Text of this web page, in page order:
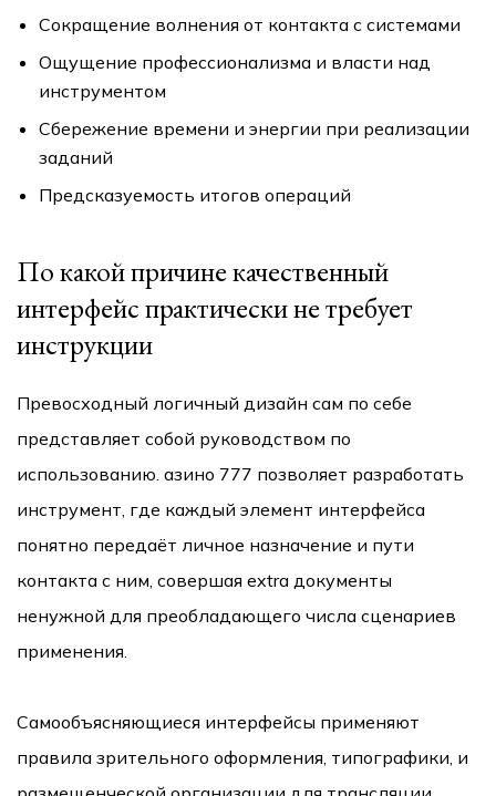
Сокращение волнения от контакта с системами
Ощущение профессионализма и власти над
инструментом
Сбережение времени и энергии при реализации
заданий
Предсказуемость итогов операций
По какой причине качественный
интерфейс практически не требует
инструкции
Превосходный логичный дизайн сам по себе
представляет собой руководством по
использованию. азино 777 позволяет разработать
инструмент, где каждый элемент интерфейса
понятно передаёт личное назначение и пути
контакта с ним, совершая extra документы
ненужной для преобладающего числа сценариев
применения.
Самообъясняющиеся интерфейсы применяют
правила зрительного оформления, типографики, и